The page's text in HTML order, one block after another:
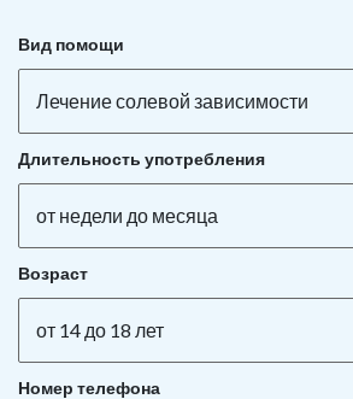
Вид помощи
Лечение солевой зависимости
Длительность употребления
от недели до месяца
Возраст
от 14 до 18 лет
Номер телефона